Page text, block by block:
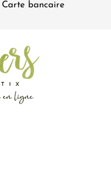
Carte bancaire